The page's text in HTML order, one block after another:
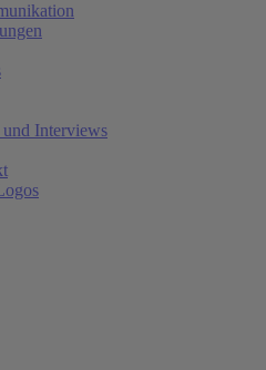
und Interviews